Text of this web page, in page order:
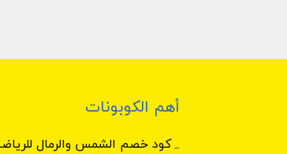
أهم الكوبونات
كود خصم الشمس والرمال للرياضة